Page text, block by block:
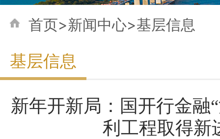
首页>新闻中心>基层信息
基层信息
新年开新局：国开行金融
利工程取得新